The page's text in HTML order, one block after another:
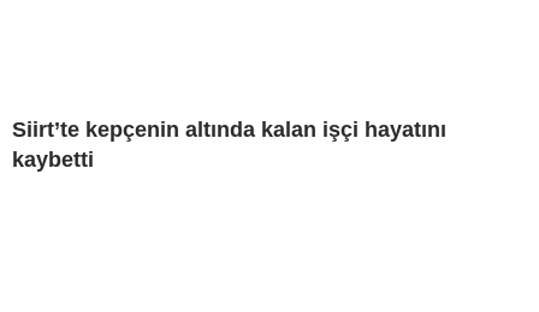
Siirt’te kepçenin altında kalan işçi hayatını
kaybetti